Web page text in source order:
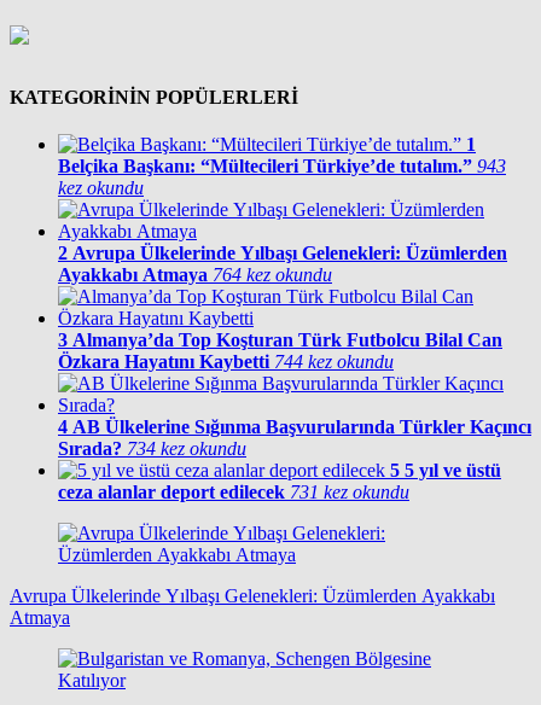
KATEGORİNİN POPÜLERLERİ
1
Belçika Başkanı: “Mültecileri Türkiye’de tutalım.” 943
kez okundu
2 Avrupa Ülkelerinde Yılbaşı Gelenekleri: Üzümlerden
Ayakkabı Atmaya 764 kez okundu
3 Almanya’da Top Koşturan Türk Futbolcu Bilal Can
Özkara Hayatını Kaybetti 744 kez okundu
4 AB Ülkelerine Sığınma Başvurularında Türkler Kaçıncı
Sırada? 734 kez okundu
5 5 yıl ve üstü
ceza alanlar deport edilecek 731 kez okundu
Avrupa Ülkelerinde Yılbaşı Gelenekleri: Üzümlerden Ayakkabı
Atmaya